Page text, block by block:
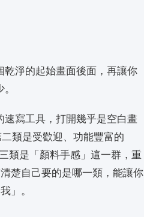
淨的起始畫面後面，再讓你
寫工具，打開幾乎是空白畫
類是受歡迎、功能豐富的
類是「顏料手感」這一群，重
楚自己要的是哪一類，能讓你
」。